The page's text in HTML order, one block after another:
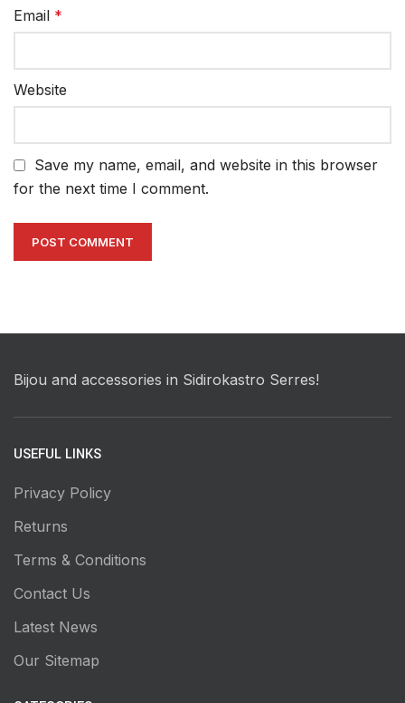
Email *
Website
Save my name, email, and website in this browser
for the next time I comment.
Bijou and accessories in Sidirokastro Serres!
USEFUL LINKS
Privacy Policy
Returns
Terms & Conditions
Contact Us
Latest News
Our Sitemap